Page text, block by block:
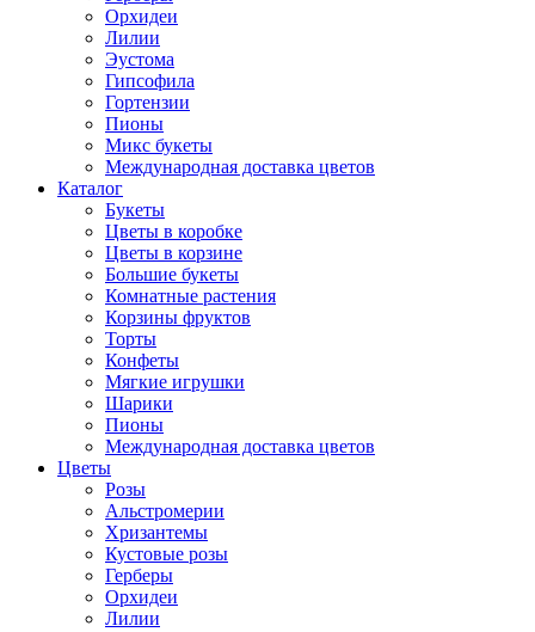
Орхидеи
Лилии
Эустома
Гипсофила
Гортензии
Пионы
Микс букеты
Международная доставка цветов
Каталог
Букеты
Цветы в коробке
Цветы в корзине
Большие букеты
Комнатные растения
Корзины фруктов
Торты
Конфеты
Мягкие игрушки
Шарики
Пионы
Международная доставка цветов
Цветы
Розы
Альстромерии
Хризантемы
Кустовые розы
Герберы
Орхидеи
Лилии